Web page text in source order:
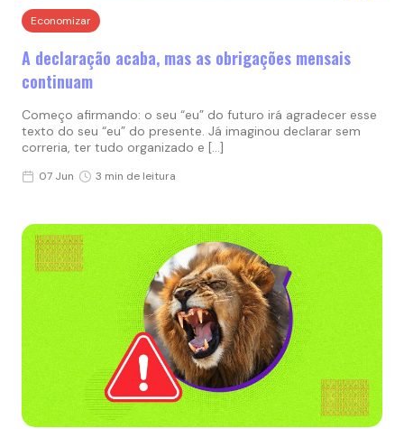
Economizar
A declaração acaba, mas as obrigações mensais
continuam
Começo afirmando: o seu “eu” do futuro irá agradecer esse
texto do seu “eu” do presente. Já imaginou declarar sem
correria, ter tudo organizado e […]
07 Jun 3 min de leitura